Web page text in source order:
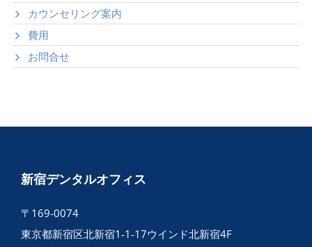
カウンセリング案内
費用
お問合せ
新宿デンタルオフィス
〒169-0074
東京都新宿区北新宿1-1-17ウインド北新宿4F